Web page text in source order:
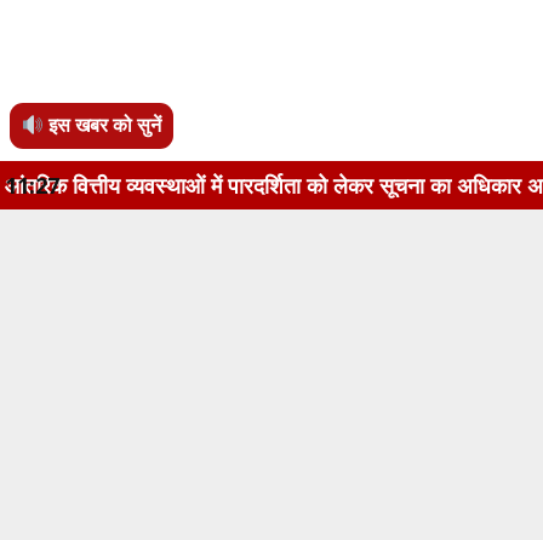
इस खबर को सुनें
व्यवस्थाओं में पारदर्शिता को लेकर सूचना का अधिकार
11:27